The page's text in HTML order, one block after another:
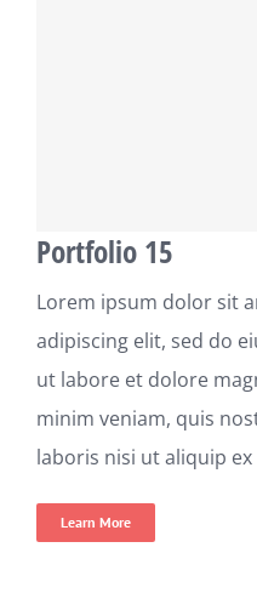
Portfolio 15
Lorem ipsum dolor sit
adipiscing elit, sed do
ut labore et dolore
minim veniam, quis
laboris nisi ut aliquip
Learn More